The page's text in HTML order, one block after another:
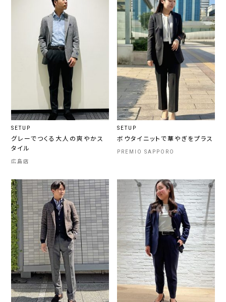
SETUP
グレーでつくる大人の爽やかス
タイル
広島店
SETUP
ボウタイニットで華やぎをプラス
PREMIO SAPPORO